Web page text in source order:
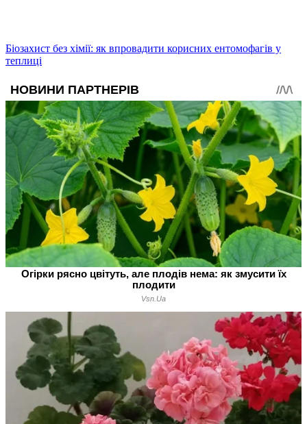
Біозахист без хімії: як впровадити корисних ентомофагів у
теплиці